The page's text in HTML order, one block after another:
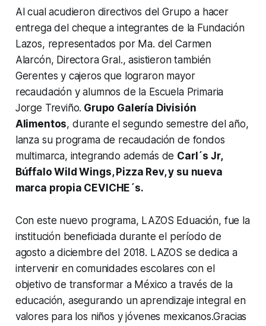
Al cual acudieron directivos del Grupo a hacer
entrega del cheque a integrantes de la Fundación
Lazos, representados por Ma. del Carmen
Alarcón, Directora Gral., asistieron también
Gerentes y cajeros que lograron mayor
recaudación y alumnos de la Escuela Primaria
Jorge Treviño. Grupo Galería División
Alimentos, durante el segundo semestre del año,
lanza su programa de recaudación de fondos
multimarca, integrando además de Carl´s Jr,
Búffalo Wild Wings, Pizza Rev, y su nueva
marca propia CEVICHE´s.
Con este nuevo programa, LAZOS Eduación, fue la
institución beneficiada durante el período de
agosto a diciembre del 2018. LAZOS se dedica a
intervenir en comunidades escolares con el
objetivo de transformar a México a través de la
educación, asegurando un aprendizaje integral en
valores para los niños y jóvenes mexicanos.Gracias